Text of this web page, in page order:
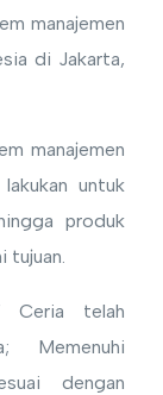
manajemen
di Jakarta,
manajemen
untuk
produk
tujuan.
Ceria telah
Memenuhi
dengan